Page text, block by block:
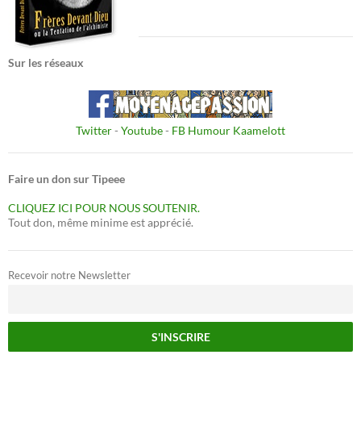
Sur les réseaux
Twitter- Youtube- FB Humour Kaamelott
Faire un don sur Tipeee
CLIQUEZ ICI POUR NOUS SOUTENIR.
Tout don, même minime est apprécié.
Recevoir notre Newsletter